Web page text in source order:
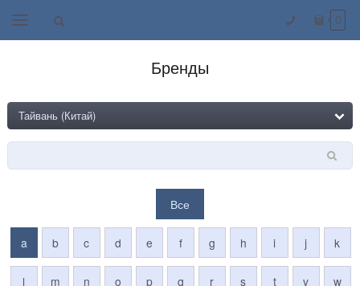
0
Бренды
Все
a b c d e f g h i j k
l m n o p q r s t v w